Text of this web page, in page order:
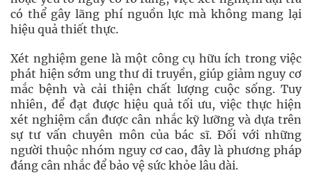
có thể gây lãng phí nguồn lực mà không mang lại
hiệu quả thiết thực.
Xét nghiệm gene là một công cụ hữu ích trong việc
phát hiện sớm ung thư di truyền, giúp giảm nguy cơ
mắc bệnh và cải thiện chất lượng cuộc sống. Tuy
nhiên, để đạt được hiệu quả tối ưu, việc thực hiện
xét nghiệm cần được cân nhắc kỹ lưỡng và dựa trên
sự tư vấn chuyên môn của bác sĩ. Đối với những
người thuộc nhóm nguy cơ cao, đây là phương pháp
đáng cân nhắc để bảo vệ sức khỏe lâu dài.